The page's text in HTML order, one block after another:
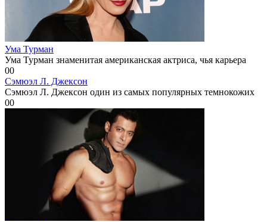
Ума Турман
Ума Турман знаменитая американская актриса, чья карьера
00
Сэмюэл Л. Джексон
Сэмюэл Л. Джексон один из самых популярных темнокожих
00